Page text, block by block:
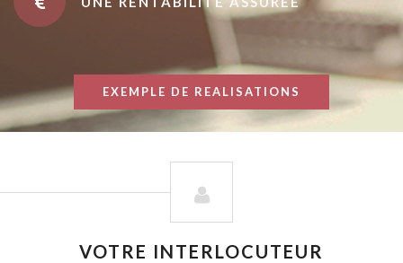
EXEMPLE DE REALISATIONS
VOTRE INTERLOCUTEUR